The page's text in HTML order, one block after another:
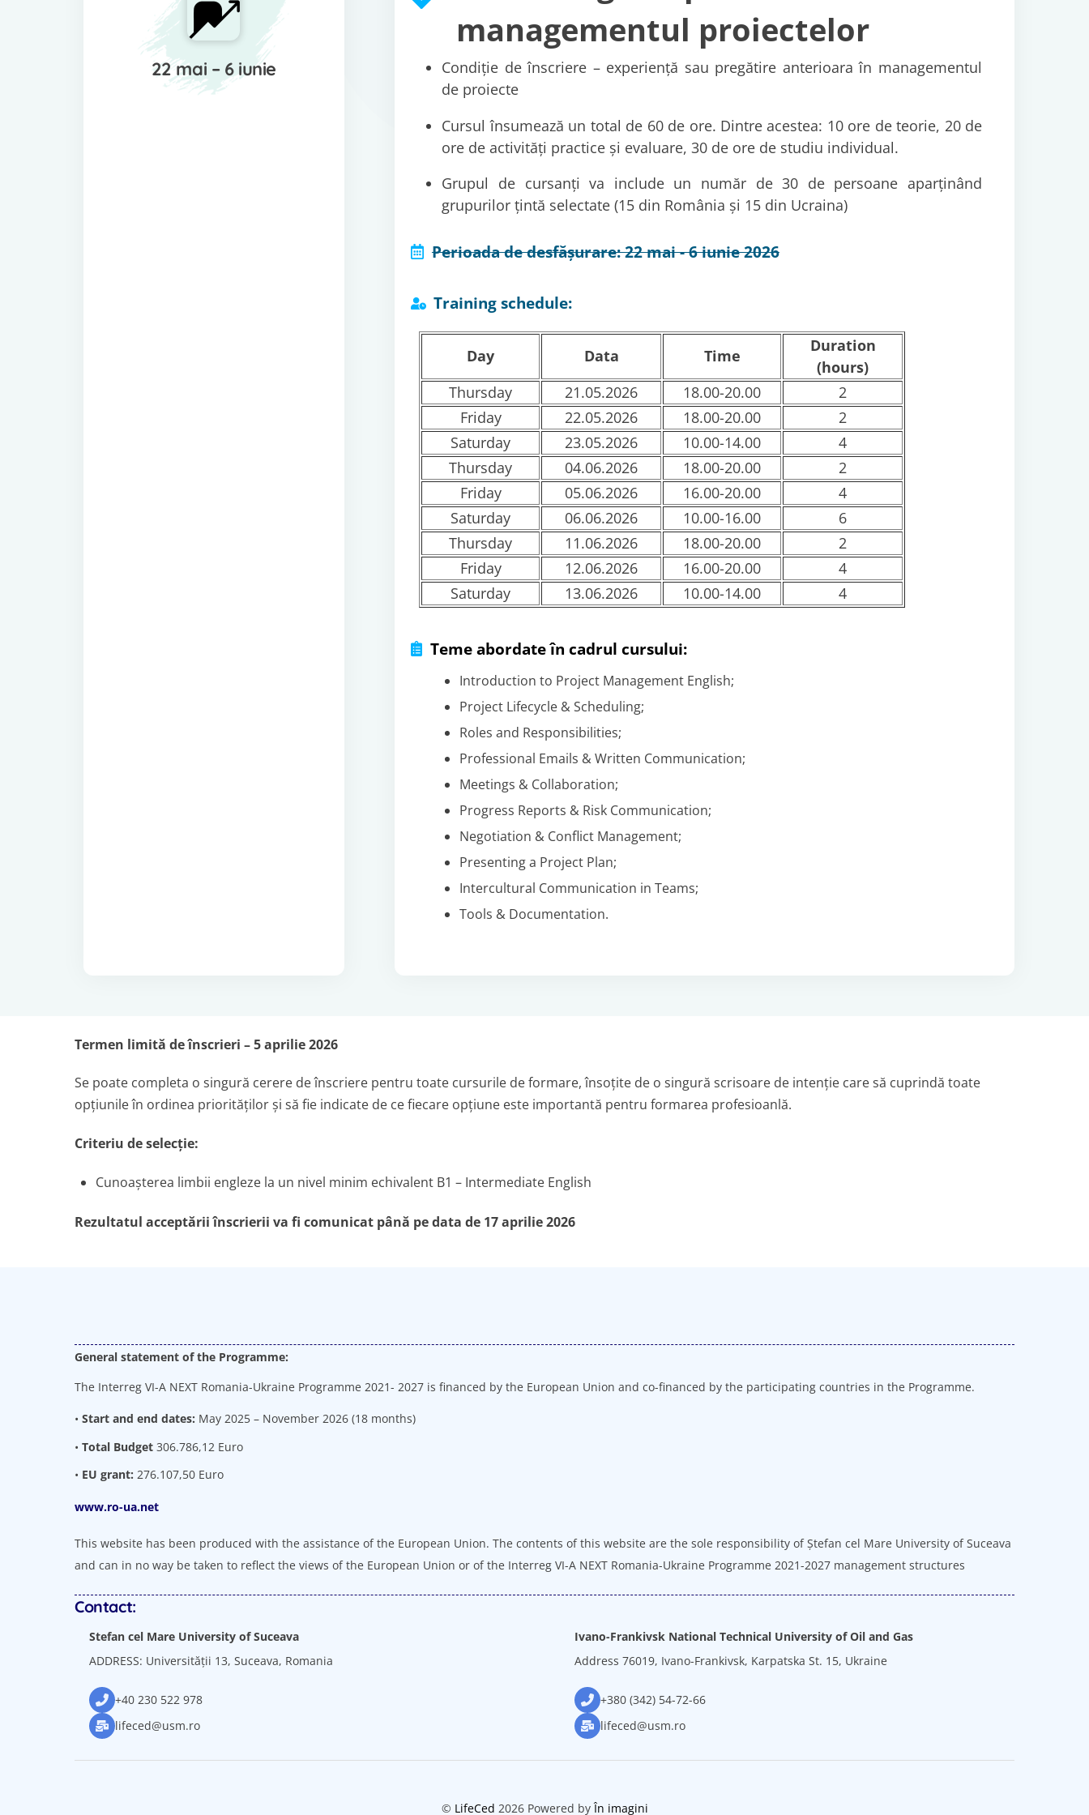
22 mai – 6 iunie
managementul proiectelor
Condiție de înscriere – experiență sau pregătire anterioara în managementul
de proiecte
Cursul însumează un total de 60 de ore. Dintre acestea: 10 ore de teorie, 20 de
ore de activități practice și evaluare, 30 de ore de studiu individual.
Grupul de cursanți va include un număr de 30 de persoane aparținând
grupurilor țintă selectate (15 din România și 15 din Ucraina)
Perioada de desfășurare: 22 mai - 6 iunie 2026
Training schedule:
Day Data Time
Duration
(hours)
Thursday
21.05.2026 18.00-20.00
2
Friday
22.05.2026 18.00-20.00
2
Saturday
23.05.2026 10.00-14.00
4
Thursday
04.06.2026 18.00-20.00
2
Friday
05.06.2026 16.00-20.00
4
Saturday
06.06.2026 10.00-16.00
6
Thursday
11.06.2026 18.00-20.00
2
Friday
12.06.2026 16.00-20.00
4
Saturday
13.06.2026 10.00-14.00 4
Teme abordate în cadrul cursului:
Introduction to Project Management English;
Project Lifecycle & Scheduling;
Roles and Responsibilities;
Professional Emails & Written Communication;
Meetings & Collaboration;
Progress Reports & Risk Communication;
Negotiation & Conflict Management;
Presenting a Project Plan;
Intercultural Communication in Teams;
Tools & Documentation.
Termen limită de înscrieri – 5 aprilie 2026
Se poate completa o singură cerere de înscriere pentru toate cursurile de formare, însoțite de o singură scrisoare de intenție care să cuprindă toate
opțiunile în ordinea priorităților și să fie indicate de ce fiecare opțiune este importantă pentru formarea profesioanlă.
Criteriu de selecție:
Cunoașterea limbii engleze la un nivel minim echivalent B1 – Intermediate English
Rezultatul acceptării înscrierii va fi comunicat până pe data de 17 aprilie 2026
General statement of the Programme:
The Interreg VI-A NEXT Romania-Ukraine Programme 2021- 2027 is financed by the European Union and co-financed by the participating countries in the Programme.
• Start and end dates: May 2025 – November 2026 (18 months)
• Total Budget 306.786,12 Euro
• EU grant: 276.107,50 Euro
www.ro-ua.net
This website has been produced with the assistance of the European Union. The contents of this website are the sole responsibility of Ștefan cel Mare University of Suceava
and can in no way be taken to reflect the views of the European Union or of the Interreg VI-A NEXT Romania-Ukraine Programme 2021-2027 management structures
Contact:
Stefan cel Mare University of Suceava
ADDRESS: Universității 13, Suceava, Romania
+40 230 522 978
lifeced@usm.ro
Ivano-Frankivsk National Technical University of Oil and Gas
Address 76019, Ivano-Frankivsk, Karpatska St. 15, Ukraine
+380 (342) 54-72-66
lifeced@usm.ro
© LifeCed 2026 Powered byÎn imagini